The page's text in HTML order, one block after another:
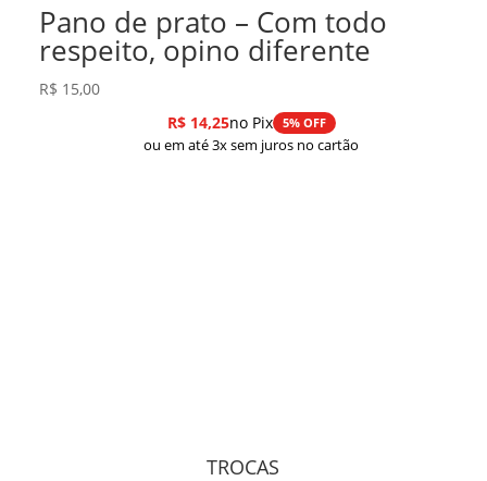
Pano de prato – Com todo
respeito, opino diferente
R$ 15,00
R$14,25no Pix 5% OFF
ou em até 3x sem juros no cartão
TROCAS